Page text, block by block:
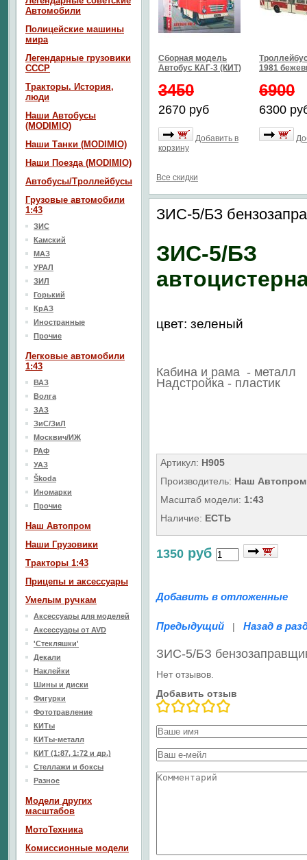
Сборная модель
Автобус КАГ-3 (КИТ)
3450
2670 руб
Добавить в
корзину
1981
6900
6300
Все скидки
ЗИС-5/БЗ
ЗИС-5/БЗ
цвет: зеленый
Кабина и рама - металл
Надстройка - пластик
Артикул: Н905
Производитель: Наш Автопром
Масштаб модели: 1:43
Наличие: ЕСТЬ
1350 руб
Добавить в отложенные
Предыдущий | Назад в
ЗИС-5/БЗ
Нет отзывов.
Добавить отзыв
Автомобили
Полицейские машины
мира
Легендарные грузовики
СССР
Тракторы. История,
люди
Наши Автобусы
(MODIMIO)
Наши Танки (MODIMIO)
Наши Поезда (MODIMIO)
Автобусы/Троллейбусы
Грузовые автомобили
1:43
ЗИС
Камский
МАЗ
УРАЛ
ЗИЛ
Горький
КрАЗ
Иностранные
Прочие
Легковые автомобили
1:43
ВАЗ
Волга
ЗАЗ
ЗиС/ЗиЛ
Москвич/ИЖ
РАФ
УАЗ
Škoda
Иномарки
Прочие
Наш Aвтопром
Наши Грузовики
Тракторы 1:43
Прицепы и аксессуары
Умелым ручкам
Аксессуары для моделей
Аксессуары от AVD
'Стекляшки'
Декали
Наклейки
Шины и диски
Фигурки
Фототравление
КИТы
КИТы-металл
КИТ (1:87, 1:72 и др.)
Стеллажи и боксы
Разное
Модели других
масштабов
МотоТехника
Комиссионные модели